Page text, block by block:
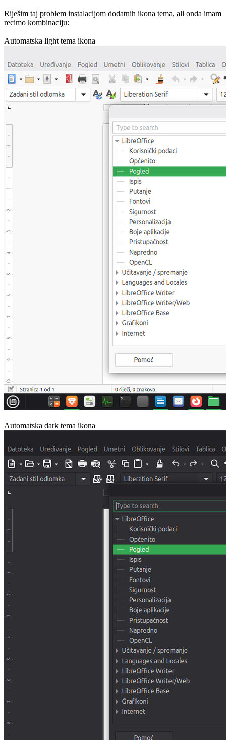
Riješim taj problem instalacijom dodatnih ikona tema, ali onda imam
recimo kombinaciju:
Automatska light tema ikona
Automatska dark tema ikona